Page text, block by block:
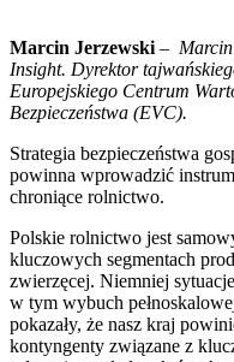
Marcin Jerzewski –
Insight. Dyrektor
Europejskiego Centrum
Bezpieczeństwa (EVC).
Strategia bezpieczeństwa
powinna wprowadzić
chroniące rolnictwo.
Polskie rolnictwo jest
kluczowych segmentach
zwierzęcej. Niemniej
w tym wybuch
pokazały, że nasz kraj
kontyngenty związane z